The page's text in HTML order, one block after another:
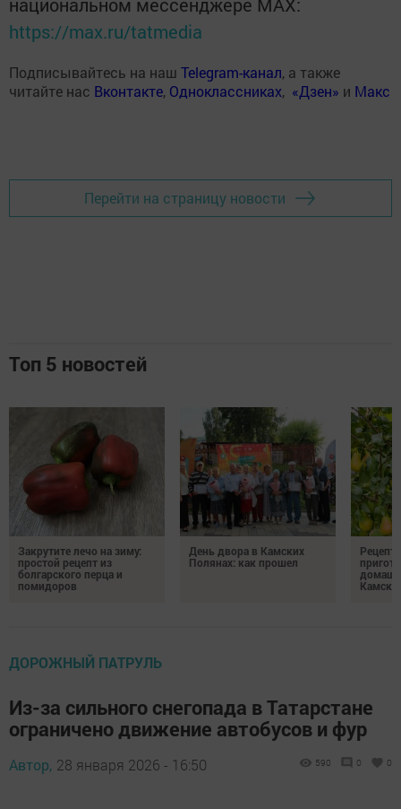
https://max.ru/tatmedia
Подписывайтесь на наш Telegram-канал, а также
читайте нас Вконтакте, Одноклассниках, «Дзен» и Макс
Перейти на страницу новости
Топ 5 новостей
Закрутите лечо на зиму:
простой рецепт из
болгарского перца и
помидоров
День двора в Камских
Полянах: как прошел
ДОРОЖНЫЙ ПАТРУЛЬ
Из-за сильного снегопада в Татарстане
ограничено движение автобусов и фур
Автор, 28 января 2026 - 16:50 590 0 0